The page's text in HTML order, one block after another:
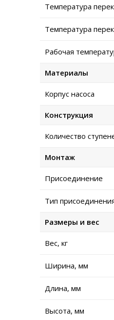
Температура
Температура
Рабочая
Материалы
Корпус насоса
Конструкция
Количество
Монтаж
Присоединение
Тип
Размеры и вес
Вес, кг
Ширина, мм
Длина, мм
Высота, мм